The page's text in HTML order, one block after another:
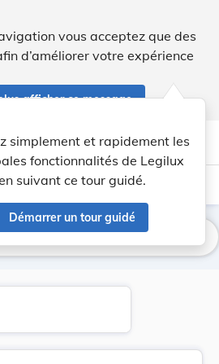
vous acceptez que des
d’améliorer votre expérience
afficher ce message
account_circle help Aide
simplement et rapidement les
fonctionnalités de Legilux
suivant ce tour guidé.
Démarrer un tour guidé
light_mode dark_mode